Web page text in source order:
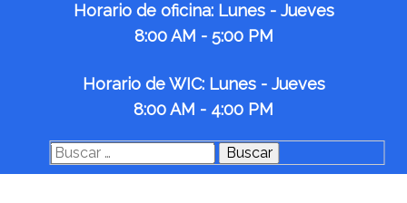
Horario de oficina: Lunes - Jueves
8:00 AM - 5:00 PM
Horario de WIC: Lunes - Jueves
8:00 AM - 4:00 PM
Buscar: